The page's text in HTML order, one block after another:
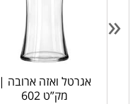
אגרטל ואזה ארובה |
מק”ט 602
«